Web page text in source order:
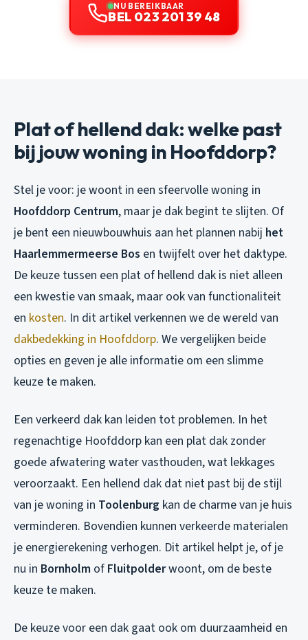
NU BEREIKBAAR
BEL 023 201 39 48
Plat of hellend dak: welke past
bij jouw woning in Hoofddorp?
Stel je voor: je woont in een sfeervolle woning in
Hoofddorp Centrum, maar je dak begint te slijten. Of
je bent een nieuwbouwhuis aan het plannen nabij het
Haarlemmermeerse Bos en twijfelt over het daktype.
De keuze tussen een plat of hellend dak is niet alleen
een kwestie van smaak, maar ook van functionaliteit
en kosten. In dit artikel verkennen we de wereld van
dakbedekking in Hoofddorp. We vergelijken beide
opties en geven je alle informatie om een slimme
keuze te maken.
Een verkeerd dak kan leiden tot problemen. In het
regenachtige Hoofddorp kan een plat dak zonder
goede afwatering water vasthouden, wat lekkages
veroorzaakt. Een hellend dak dat niet past bij de stijl
van je woning in Toolenburg kan de charme van je huis
verminderen. Bovendien kunnen verkeerde materialen
je energierekening verhogen. Dit artikel helpt je, of je
nu in Bornholm of Fluitpolderwoont, om de beste
keuze te maken.
De keuze voor een dak gaat ook om duurzaamheid en